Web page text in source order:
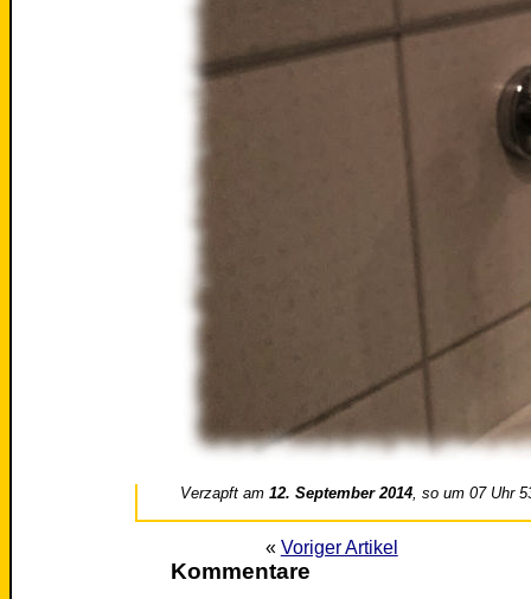
Verzapft am12. September 2014, so um 07 Uhr
« Voriger Artikel
Kommentare